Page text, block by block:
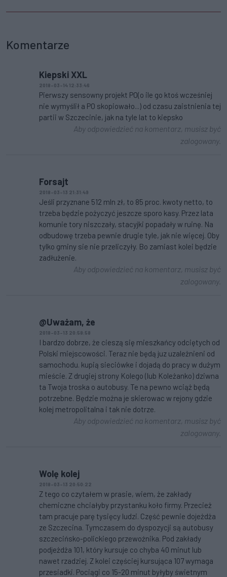
Komentarze
Kiepski XXL
2018-03-14 12:33:46
Pierwszy sensowny projekt PO(o ile go ktoś wcześniej
nie wymyślił a PO skopiowało...) od czasu zaistnienia tej
partii w Szczecinie, jak na tyle lat to kiepsko
Aby odpowiedzieć na komentarz, musisz być
zalogowany.
Forsajt
2018-03-13 21:31:49
Jeśli przyznane 512 mln zł, to 85 proc. kwoty netto, to
trzeba będzie pożyczyć jeszcze sporo kasy. Przez lata
komunie tory niszczały, stacyjki popadały w ruinę. Na
odbudowę trzeba pewnie drugie tyle, jak nie więcej. Oby
tylko gminy sie nie przeliczyły. Bo zamiast kolei będzie
zadłużenie.
Aby odpowiedzieć na komentarz, musisz być
zalogowany.
@Uważam, że
2018-03-13 20:58:58
I bardzo dobrze, że cieszą się mieszkańcy odciętych od
Polski miejscowości. Teraz nie będą juz uzależnieni od
samochodu. kupią sieciówke i dojadą do pracy w dużym
mieście. Z drugiej strony Kolego (lub Koleżanko) dziwna
ta Twoja troska o autobusy. Te na pewno wciąż będą
potrzebne. Będzie można je skierowac w rejony gdzie
kolej metropolitalna i tak nie dotrze.
Aby odpowiedzieć na komentarz, musisz być
zalogowany.
Wolę kolej
2018-03-13 20:50:22
Z tego co czytałem w prasie, wiem, że zakłady
chemiczne chciałyby przystanku koło firmy. Przecież
tam pracuje parę tysięcy ludzi. Część pewnie dojeżdża
ze Szczecina. Tymczasem do dyspozycji są autobusy
szczecińsko-polickiego przewoźnika. Pod zakłady
podjeżdża 101, który kursuje co chyba 40 minut lub
nawet rzadziej. Z kolei częściej kursująca 107 wymaga
przesiadki. Pociągi co 15-20 minut byłyby świetnym